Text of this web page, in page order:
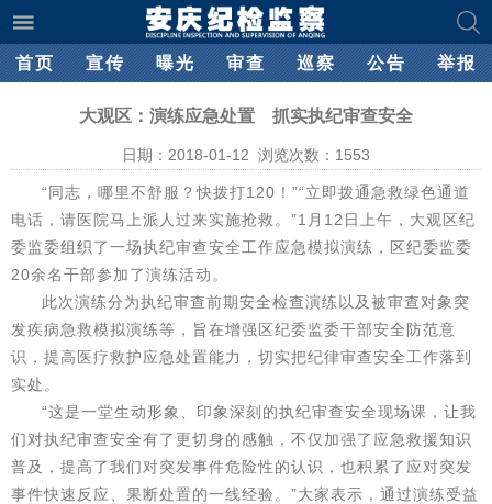
首页 宣传 曝光 审查 巡察 公告 举报
大观区：演练应急处置 抓实执纪审查安全
日期：2018-01-12 浏览次数： 1553
“同志，哪里不舒服？快拨打120！”“立即拨通急救绿色通道
电话，请医院马上派人过来实施抢救。”1月12日上午，大观区纪
委监委组织了一场执纪审查安全工作应急模拟演练，区纪委监委
20余名干部参加了演练活动。
此次演练分为执纪审查前期安全检查演练以及被审查对象突
发疾病急救模拟演练等，旨在增强区纪委监委干部安全防范意
识，提高医疗救护应急处置能力，切实把纪律审查安全工作落到
实处。
“这是一堂生动形象、印象深刻的执纪审查安全现场课，让我
们对执纪审查安全有了更切身的感触，不仅加强了应急救援知识
普及，提高了我们对突发事件危险性的认识，也积累了应对突发
事件快速反应、果断处置的一线经验。”大家表示，通过演练受益